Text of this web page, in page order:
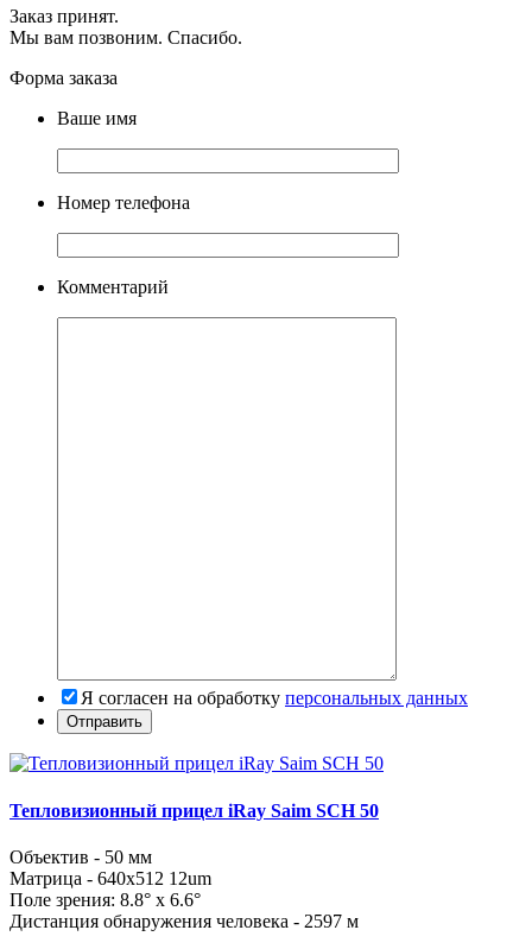
Заказ принят.
Мы вам позвоним. Спасибо.
Форма заказа
Ваше имя
Номер телефона
Комментарий
Я согласен на обработку персональных данных
Тепловизионный прицел iRay Saim SCH 50
Объектив - 50 мм
Матрица - 640x512 12um
Поле зрения: 8.8° x 6.6°
Дистанция обнаружения человека - 2597 м